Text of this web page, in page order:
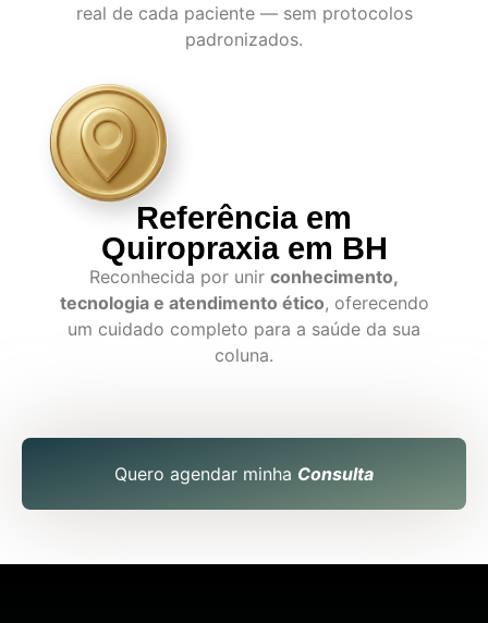
real de cada paciente — sem protocolos
padronizados.
Referência em
Quiropraxia em BH
Reconhecida por unir conhecimento,
tecnologia e atendimento ético, oferecendo
um cuidado completo para a saúde da sua
coluna.
Quero agendar minha Consulta